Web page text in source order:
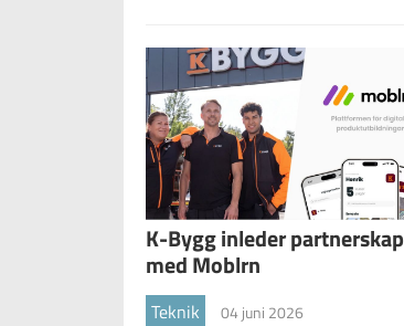
K-Bygg inleder partnerskap
med Moblrn
Teknik 04 juni 2026